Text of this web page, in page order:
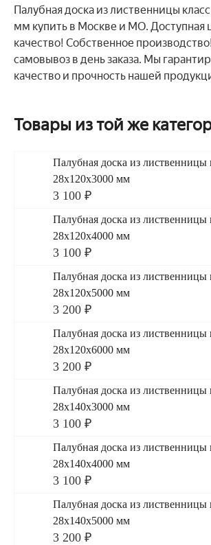
Палубная доска из лиственницы
мм купить в Москве и МО. Доступная
качество! Собственное
самовывоз в день заказа. Мы
качество и прочность нашей
Товары из той же
Палубная доска из лиственницы
28x120x3000 мм
3 100 ₽
Палубная доска из лиственницы
28x120x4000 мм
3 100 ₽
Палубная доска из лиственницы
28x120x5000 мм
3 200 ₽
Палубная доска из лиственницы
28x120x6000 мм
3 200 ₽
Палубная доска из лиственницы
28x140x3000 мм
3 100 ₽
Палубная доска из лиственницы
28x140x4000 мм
3 100 ₽
Палубная доска из лиственницы
28x140x5000 мм
3 200 ₽